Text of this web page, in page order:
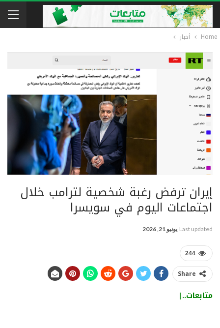
Home أخبار
إيران ترفض رغبة شخصية لترامب خلال
اجتماعات اليوم في سويسرا
Last updated يونيو 21, 2026
244
Share
متابعات..|